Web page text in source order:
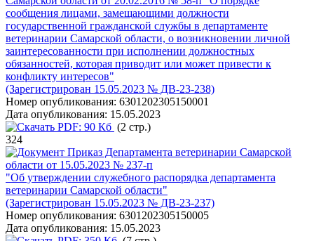
сообщения лицами, замещающими должности
государственной гражданской службы в департаменте
ветеринарии Самарской области, о возникновении личной
заинтересованности при исполнении должностных
обязанностей, которая приводит или может привести к
конфликту интересов"
(Зарегистрирован 15.05.2023 № ДВ-23-238)
Номер опубликования: 6301202305150001
Дата опубликования: 15.05.2023
PDF: 90 Кб (2 стр.)
324
Приказ Департамента ветеринарии Самарской
области от 15.05.2023 № 237-п
"Об утверждении служебного распорядка департамента
ветеринарии Самарской области"
(Зарегистрирован 15.05.2023 № ДВ-23-237)
Номер опубликования: 6301202305150005
Дата опубликования: 15.05.2023